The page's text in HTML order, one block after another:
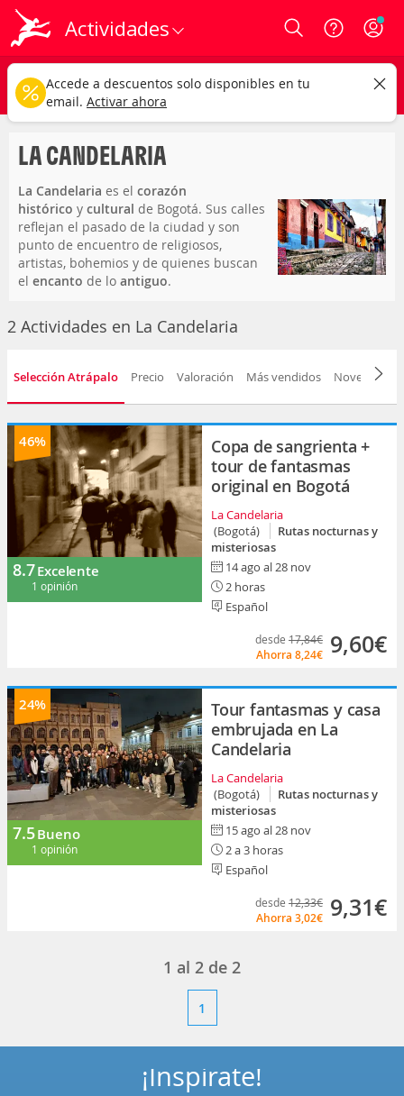
Actividades Login
la candelaria
Cualquier tipo Cualquier fecha
CAMBIAR
LA CANDELARIA
La Candelaria es el corazón
histórico y cultural de Bogotá. Sus calles
reflejan el pasado de la ciudad y son
punto de encuentro de religiosos,
artistas, bohemios y de quienes buscan
el encanto de lo antiguo.
Localidad 17 Distrito- Centro Histórico de
Bogotá
2 Actividades en La Candelaria
Selección Atrápalo Precio Valoración Más vendidos Novedad
46%
8.7Excelente
1 opinión
Copa de sangrienta +
tour de fantasmas
original en Bogotá
La Candelaria
(Bogotá)
Rutas nocturnas y
misteriosas
14 ago al 28 nov
2 horas
Español
desde 17,84€
Ahorra 8,24€ 9,60€
24%
7.5Bueno
1 opinión
Tour fantasmas y casa
embrujada en La
Candelaria
La Candelaria
(Bogotá)
Rutas nocturnas y
misteriosas
15 ago al 28 nov
2 a 3 horas
Español
desde 12,33€
Ahorra 3,02€ 9,31€
1 al 2 de 2
1
¡Inspírate!
Accede a descuentos solo disponibles en tu
email. Activar ahora